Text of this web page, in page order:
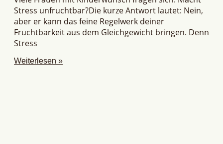
Stress unfruchtbar?Die kurze Antwort lautet: Nein,
aber er kann das feine Regelwerk deiner
Fruchtbarkeit aus dem Gleichgewicht bringen. Denn
Stress
Weiterlesen »